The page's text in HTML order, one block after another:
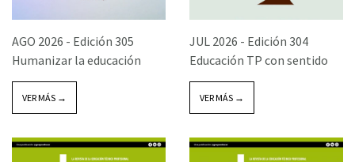
AGO 2026 - Edición 305
Humanizar la educación
VER MÁS →
JUL 2026 - Edición 304
Educación TP con sentido
VER MÁS →